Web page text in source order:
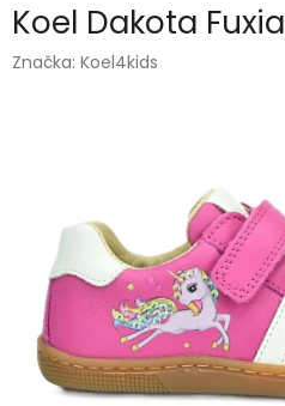
Koel Dakota Fuxia
Značka: Koel4kids